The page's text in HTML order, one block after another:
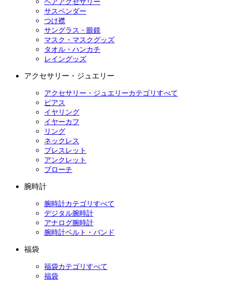
ヘアアクセサリー
サスペンダー
つけ襟
サングラス・眼鏡
マスク・マスクグッズ
タオル・ハンカチ
レイングッズ
アクセサリー・ジュエリー
アクセサリー・ジュエリーカテゴリすべて
ピアス
イヤリング
イヤーカフ
リング
ネックレス
ブレスレット
アンクレット
ブローチ
腕時計
腕時計カテゴリすべて
デジタル腕時計
アナログ腕時計
腕時計ベルト・バンド
福袋
福袋カテゴリすべて
福袋